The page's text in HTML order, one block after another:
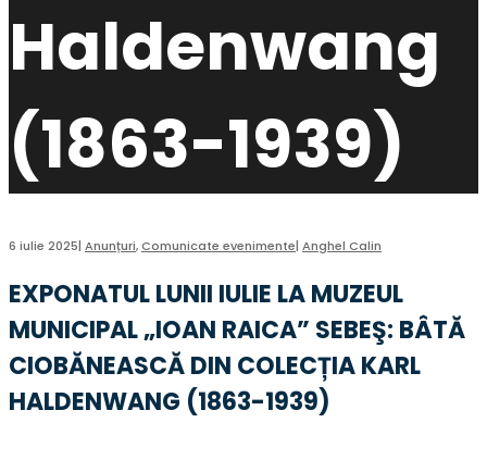
Haldenwang
(1863-1939)
6 iulie 2025| Anunțuri,Comunicate evenimente| Anghel Calin
EXPONATUL LUNII IULIE LA MUZEUL
MUNICIPAL „IOAN RAICA” SEBEŞ: BÂTĂ
CIOBĂNEASCĂ DIN COLECȚIA KARL
HALDENWANG (1863-1939)